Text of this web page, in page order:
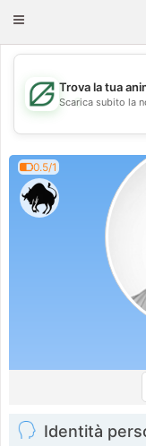
Toggle
💖
Trova la tua
Scarica subito la
0.5/1
Identità